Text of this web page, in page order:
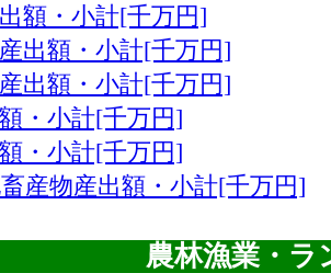
額・小計[千万円]
出額・小計[千万円]
出額・小計[千万円]
・小計[千万円]
・小計[千万円]
産物産出額・小計[千万円]
農林漁業・ラ